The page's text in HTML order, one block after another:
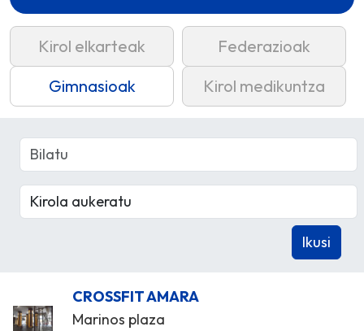
Kirol elkarteak
Federazioak
Gimnasioak
Kirol medikuntza
CROSSFIT AMARA
Marinos plaza